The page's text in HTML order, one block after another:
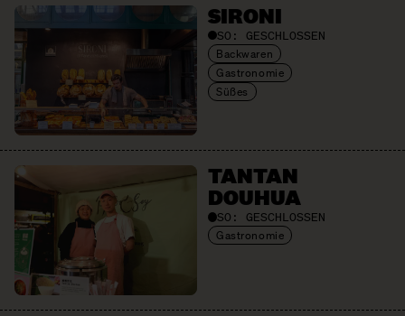
SIRONI
SO: GESCHLOSSEN
Backwaren
Gastronomie
Süßes
TANTAN
DOUHUA
SO: GESCHLOSSEN
Gastronomie